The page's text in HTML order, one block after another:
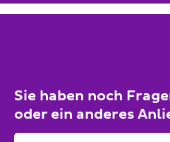
Sie haben noch
oder ein anderes